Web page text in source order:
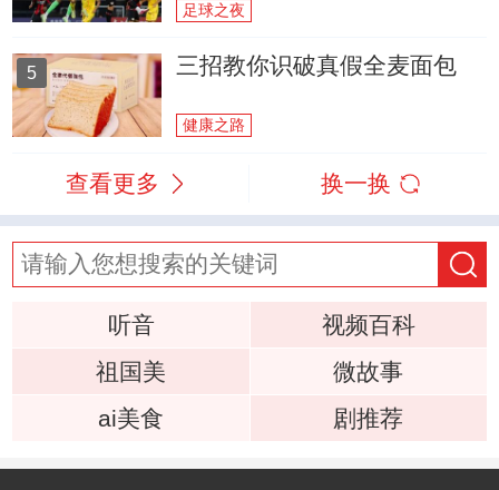
足球之夜
5 三招教你识破真假全麦面包
健康之路
查看更多 换一换
听音
视频百科
祖国美
微故事
ai美食
剧推荐